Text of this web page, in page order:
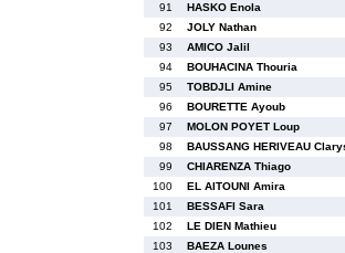
91
HASKO Enola
92
JOLY Nathan
93
AMICO Jalil
94
BOUHACINA Thouria
95
TOBDJLI Amine
96
BOURETTE Ayoub
97
MOLON POYET Loup
98
BAUSSANG HERIVEAU
99
CHIARENZA Thiago
100
EL AITOUNI Amira
101
BESSAFI Sara
102
LE DIEN Mathieu
103
BAEZA Lounes